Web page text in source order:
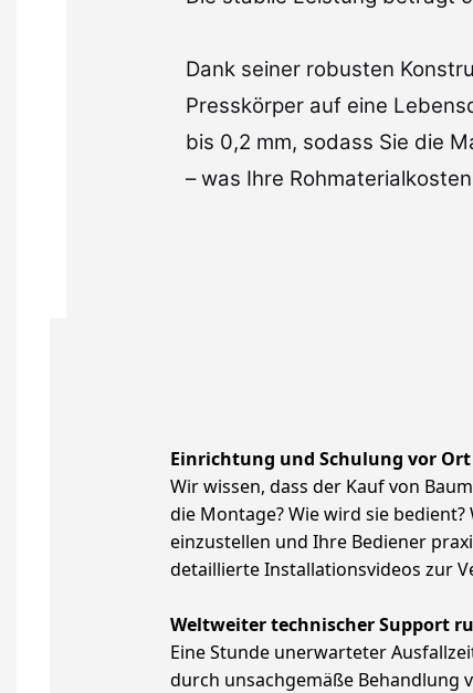
Dank seiner robusten
Presskörper auf eine
bis 0,2 mm, sodass Sie die
– was Ihre
Einrichtung und Schulung vor
Wir wissen, dass der Kauf von
die Montage? Wie wird sie
einzustellen und Ihre Bediener
detaillierte Installationsvideos zur
Weltweiter technischer Support
Eine Stunde unerwarteter
durch unsachgemäße Behandlung